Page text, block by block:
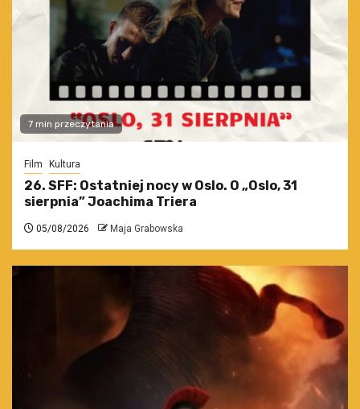
7 min przeczytania
Film Kultura
26. SFF: Ostatniej nocy w Oslo. O „Oslo, 31
sierpnia” Joachima Triera
05/08/2026 Maja Grabowska